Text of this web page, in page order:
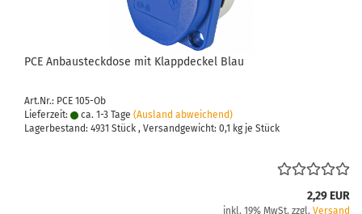
PCE An­bau­steck­do­se mit Klapp­de­ckel Blau
Art.Nr.: PCE 105-Ob
Lieferzeit:
ca. 1-3 Tage (Ausland abweichend)
Lagerbestand: 4931 Stück , Versandgewicht: 0,1 kg je Stück
2,29 EUR
inkl. 19% MwSt. zzgl. Versand